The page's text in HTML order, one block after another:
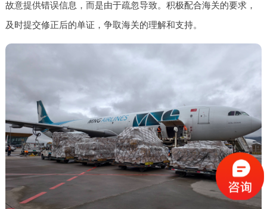
故意提供错误信息，而是由于疏忽导致。积极配合海关的要求，
及时提交修正后的单证，争取海关的理解和支持。